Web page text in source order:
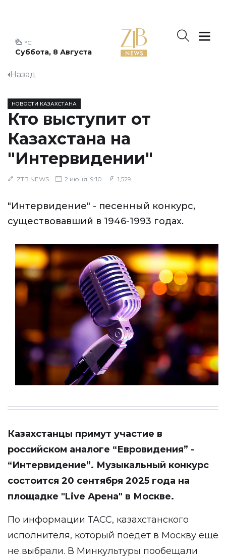
Суббота, 8 Августа
°C
Назад
НОВОСТИ КАЗАХСТАНА
Кто выступит от
Казахстана на
"Интервидении"
ZTB NEWS 2 июня, 9:10 1,529
"Интервидение" - песенный конкурс,
существовавший в 1946-1993 годах.
Казахстанцы примут участие в
российском аналоге “Евровидения” -
“Интервидение”. Музыкальный конкурс
состоится 20 сентября 2025 года на
площадке "Live Арена" в Москве.
По информации ТАСС, казахстанского
исполнителя, который поедет в Москву еще
не выбрали. В Минкультуры пообещали